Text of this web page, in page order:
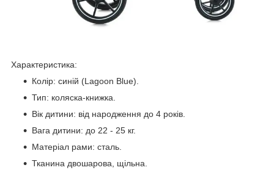
Характеристика:
Колір: синій (Lagoon Blue).
Тип: коляска-книжка.
Вік дитини: від народження до 4 років.
Вага дитини: до 22 - 25 кг.
Матеріал рами: сталь.
Тканина двошарова, щільна.